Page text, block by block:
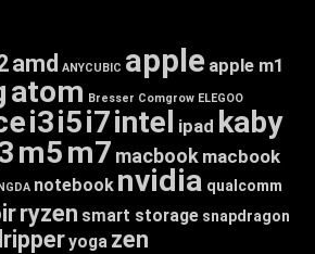
amd ANYCUBIC apple apple m1
atom Bresser Comgrow ELEGOO
i3i5i7intel ipad kaby
m5m7 macbook macbook
notebook nvidia qualcomm
ryzen smart storage snapdragon
yoga zen